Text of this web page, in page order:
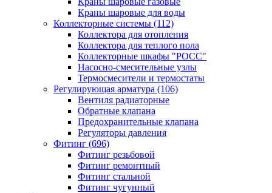
Краны шаровые для воды
Коллекторные системы (112)
Коллектора для отопления
Коллектора для теплого пола
Коллекторные шкафы "РОСС"
Насосно-смесительные узлы
Термосмесители и термостаты
Регулирующая арматура (106)
Вентиля радиаторные
Обратные клапана
Предохранительные клапана
Регуляторы давления
Фитинг (696)
Фитинг резьбовой
Фитинг ремонтный
Фитинг стальной
Фитинг чугунный